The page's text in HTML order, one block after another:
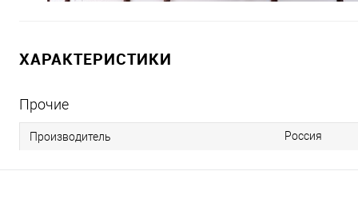
ХАРАКТЕРИСТИКИ
Прочие
Производитель Россия